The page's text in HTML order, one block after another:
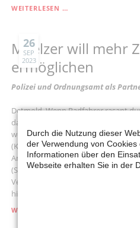
WEITERLESEN …„TABUS
EINEM
LAGEBILD
`(SEXUALISIERTE)
UND
26
SEP
2023
Maelzer will mehr
ermöglichen
Polizei und Ordnungsamt als
Detmold. Wenn Radfahrer rasant
das nicht nur verboten, es kann
werden. Doch auch in Zukunft wird
(KOD) in diesen Fällen nicht
Anfrage des Detmolder
(SPD) bei der Landesregierung. Für
Verkehrs bleibt ausschließlich die
hier hingegen für mehr
WEITERLESEN …
Durch die Nutzung dieser
der Verwendung von
Informationen über den
Webseite erhalten Sie in der